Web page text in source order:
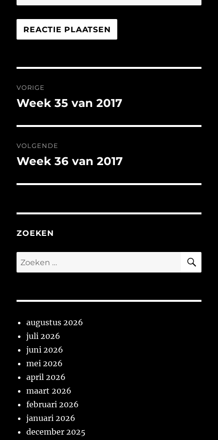
navigatie
VORIGE
Vorig
Week 35 van 2017
VOLGENDE
Volgend
Week 36 van 2017
ZOEKEN
Zoeken
naar:
augustus 2026
juli 2026
juni 2026
mei 2026
april 2026
maart 2026
februari 2026
januari 2026
december 2025